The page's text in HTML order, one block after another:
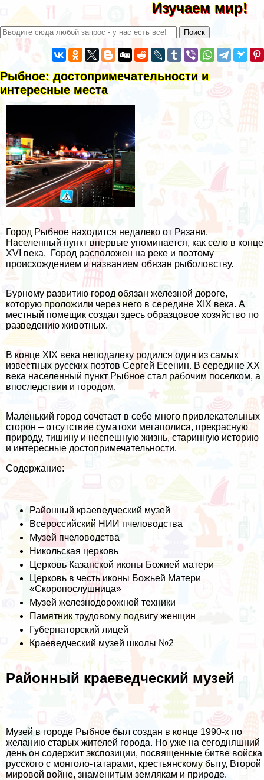
Изучаем мир!
Рыбное: достопримечательности и
интересные места
Город Рыбное находится недалеко от Рязани.
Населенный пункт впервые упоминается, как село в конце
XVI века. Город расположен на реке и поэтому
происхождением и названием обязан рыболовству.
Бурному развитию город обязан железной дороге,
которую проложили через него в середине XIX века. А
местный помещик создал здесь образцовое хозяйство по
разведению животных.
В конце XIX века неподалеку родился один из самых
известных русских поэтов Сергей Есенин. В середине ХХ
века населенный пункт Рыбное стал рабочим поселком, а
впоследствии и городом.
Маленький город сочетает в себе много привлекательных
сторон – отсутствие суматохи мегаполиса, прекрасную
природу, тишину и неспешную жизнь, старинную историю
и интересные достопримечательности.
Содержание:
Районный краеведческий музей
Всероссийский НИИ пчеловодства
Музей пчеловодства
Никольская церковь
Церковь Казанской иконы Божией матери
Церковь в честь иконы Божьей Матери
«Скоропослушница»
Музей железнодорожной техники
Памятник трудовому подвигу женщин
Губернаторский лицей
Краеведческий музей школы №2
Районный краеведческий музей
Музей в городе Рыбное был создан в конце 1990-х по
желанию старых жителей города. Но уже на сегодняшний
день он содержит экспозиции, посвященные битве войска
русского с монголо-татарами, крестьянскому быту, Второй
мировой войне, знаменитым землякам и природе.